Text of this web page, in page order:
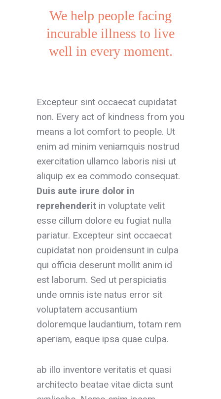
We help people facing
incurable illness to live
well in every moment.
Excepteur sint occaecat cupidatat
non. Every act of kindness from you
means a lot comfort to people. Ut
enim ad minim veniamquis nostrud
exercitation ullamco laboris nisi ut
aliquip ex ea commodo consequat.
Duis aute irure dolor in
reprehenderit in voluptate velit
esse cillum dolore eu fugiat nulla
pariatur. Excepteur sint occaecat
cupidatat non proidensunt in culpa
qui officia deserunt mollit anim id
est laborum. Sed ut perspiciatis
unde omnis iste natus error sit
voluptatem accusantium
doloremque laudantium, totam rem
aperiam, eaque ipsa quae culpa.
ab illo inventore veritatis et quasi
architecto beatae vitae dicta sunt